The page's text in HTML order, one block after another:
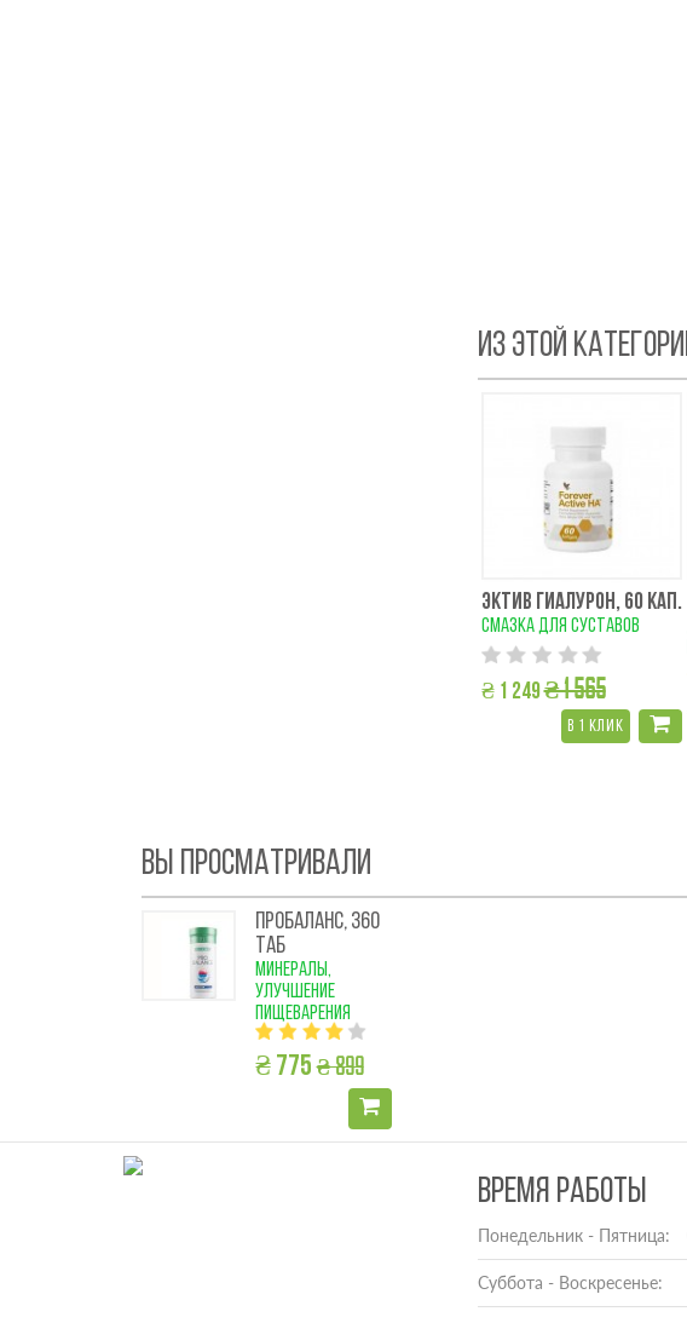
ИЗ ЭТОЙ
ЭКТИВ ГИАЛУРОН, 60 КАП.
смазка для суставов
₴ 1 249₴ 1 565
в 1 клик
ВЫ ПРОСМАТРИВАЛИ
ПРОБАЛАНС, 360
ТАБ
минералы,
улучшение
пищеварения
₴ 775₴ 899
ВРЕМЯ РАБОТЫ
Понедельник - Пятница:
Суббота - Воскресенье: